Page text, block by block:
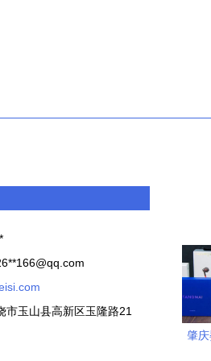
166@qq.com
市玉山县高新区玉隆路21
肇